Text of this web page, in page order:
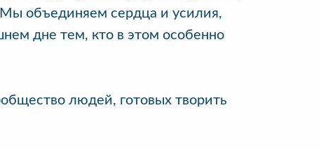
объединяем сердца и усилия,
дне тем, кто в этом особенно
людей, готовых творить